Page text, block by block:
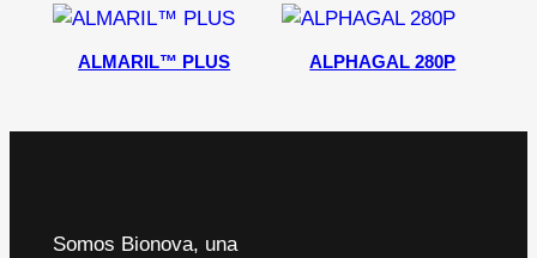
ALMARIL™ PLUS ALPHAGAL 280P
Somos Bionova, una